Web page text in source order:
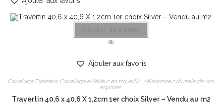
Ajouter aux favoris
Carrelage Extérieur, Carrelage extérieur en travertin : l'élégance naturelle de vos
espaces
Travertin 40,6 x 40,6 X 1,2cm 1er choix Silver – Vendu au m2